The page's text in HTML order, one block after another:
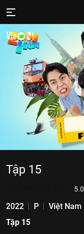
Tập 15
5.0
2022 P Việt Nam
Tập 15